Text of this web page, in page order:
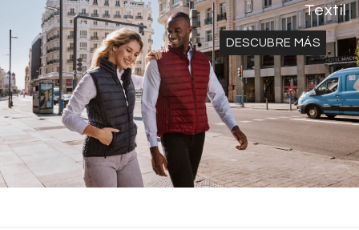
Textil
DESCUBRE MÁS